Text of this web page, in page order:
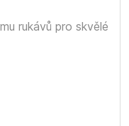
rukávů pro skvělé